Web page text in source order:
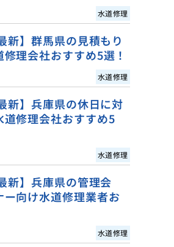
水道修理
新】群馬県の見積もり
理会社おすすめ5選！
水道修理
新】兵庫県の休日に対
道修理会社おすすめ5
水道修理
新】兵庫県の管理会
ー向け水道修理業者お
水道修理